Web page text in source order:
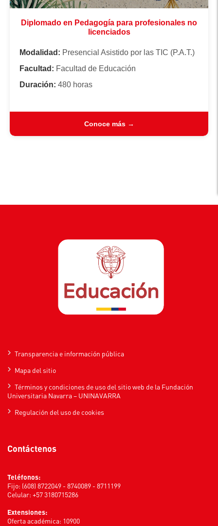
Diplomado en Pedagogía para profesionales no
licenciados
Modalidad: Presencial Asistido por las TIC (P.A.T.)
Facultad: Facultad de Educación
Duración: 480 horas
Conoce más →
Transparencia e información pública
Mapa del sitio
Términos y condiciones de uso del sitio web de la Fundación
Universitaria Navarra – UNINAVARRA
Regulación del uso de cookies
Contáctenos
Teléfonos:
Fijo: (608) 8722049 - 8740089 - 8711199
Celular: +57 3180715286
Extensiones:
Oferta académica: 10900